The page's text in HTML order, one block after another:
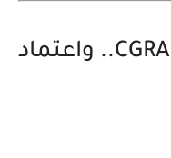
🔹 قرار يتجاوز رأي CGRA.. واعتماد